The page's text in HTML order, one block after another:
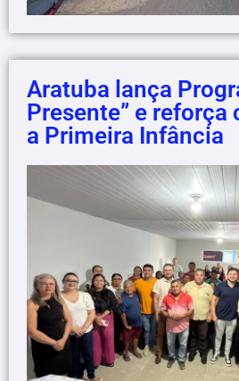
Aratuba lança
Presente” e reforça
a Primeira Infância